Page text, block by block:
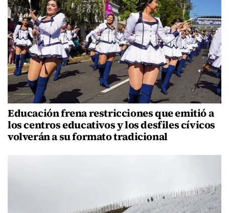
Educación frena restricciones que emitió a
los centros educativos y los desfiles cívicos
volverán a su formato tradicional